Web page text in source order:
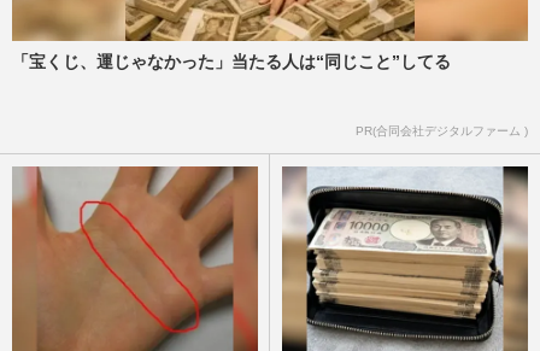
「宝くじ、運じゃなかった」当たる人は“同じこと”してる
PR(合同会社デジタルファーム )